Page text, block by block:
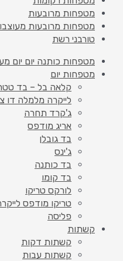
מטפחות מרובעות
מטפחות מרובעות מעוצבות
טורבני רשת
מטפחות כותנה יום יום מעוצבות
מטפחות יום
קלאה בל – בד טטרה
לייקרה מלמלה דו צדדי
ג'קרד תחרה
אריג מודפס
בד גובלן
ג'ינס
בד כותנה
בד קומו
לורקס טריקו
טריקו מודפס לייקרה
פליסה
קשתות
קשתות דקות
קשתות עבות